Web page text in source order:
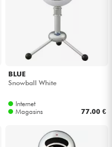
BLUE
Snowball White
Internet
Magasins
77.00 €